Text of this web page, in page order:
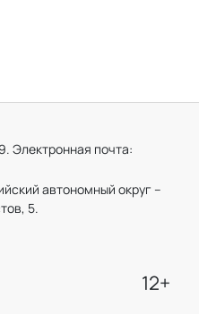
Электронная почта:
автономный округ –
5.
12+